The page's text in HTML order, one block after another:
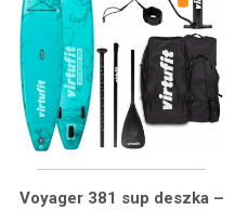
Voyager 381 sup deszka –